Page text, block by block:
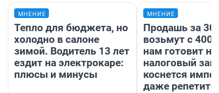
МНЕНИЕ
Тепло для бюджета, но
холодно в салоне
зимой. Водитель 13 лет
ездит на электрокаре:
плюсы и минусы
МНЕНИЕ
Продашь за
возьмут с
нам готовит
налоговый
коснется
даже